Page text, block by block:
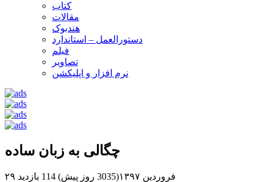
کتاب
مقالات
هندبوک
دستورالعمل – استاندارد
فیلم
تصاویر
نرم افزار و اپلیکشن
چگالی به زبان ساده
۲۹ فروردین ۱۳۹۷(3035 روز پیش) 114 بازدید